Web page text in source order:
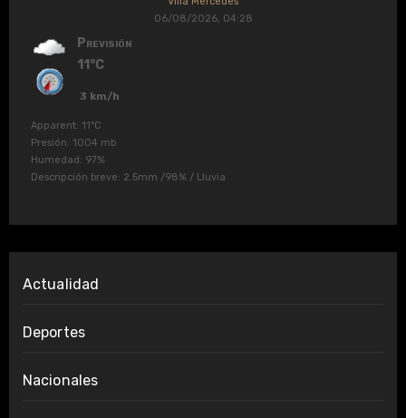
06/08/2026, 04:28
Previsión
11°C
3 km/h
Apparent: 11°C
Presión: 1004 mb
Humedad: 97%
Descripción breve: 2.5mm /98% / Lluvia
Actualidad
Deportes
Nacionales